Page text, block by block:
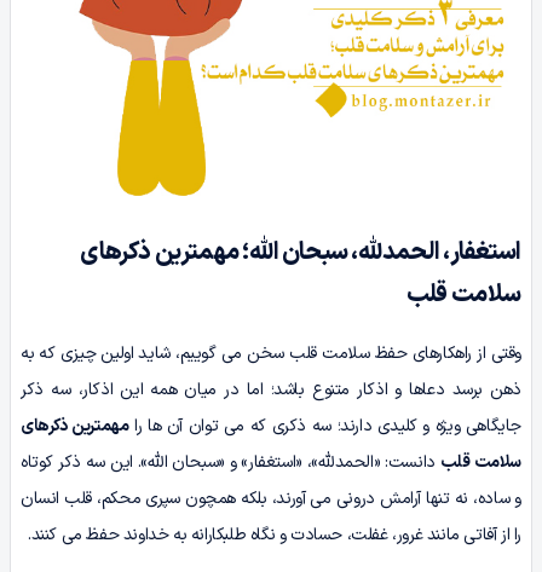
استغفار، الحمدلله، سبحان الله؛ مهمترین ذکرهای
سلامت قلب
وقتی از راهکارهای حفظ سلامت قلب سخن می گوییم، شاید اولین چیزی که به
ذهن برسد دعاها و اذکار متنوع باشد؛ اما در میان همه این اذکار، سه ذکر
جایگاهی ویژه و کلیدی دارند؛ سه ذکری که می توان آن ها رامهمترین ذکرهای
سلامت قلب دانست: «الحمدلله»، «استغفار» و «سبحان الله». این سه ذکر کوتاه
و ساده، نه تنها آرامش درونی می آورند، بلکه همچون سپری محکم، قلب انسان
را از آفاتی مانند غرور، غفلت، حسادت و نگاه طلبکارانه به خداوند حفظ می کنند.